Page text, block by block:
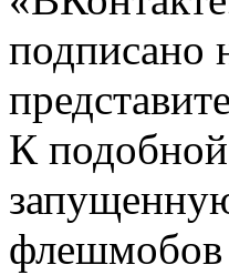
подписано
К
флешмобов